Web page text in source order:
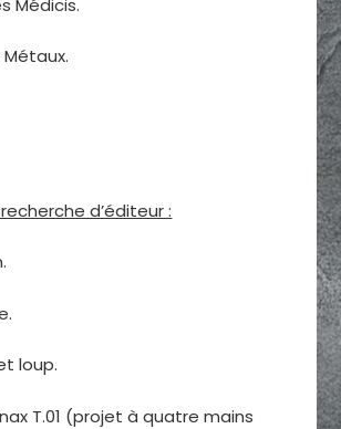
d’éditeur :
loup.
T.01 (projet à quatre mains